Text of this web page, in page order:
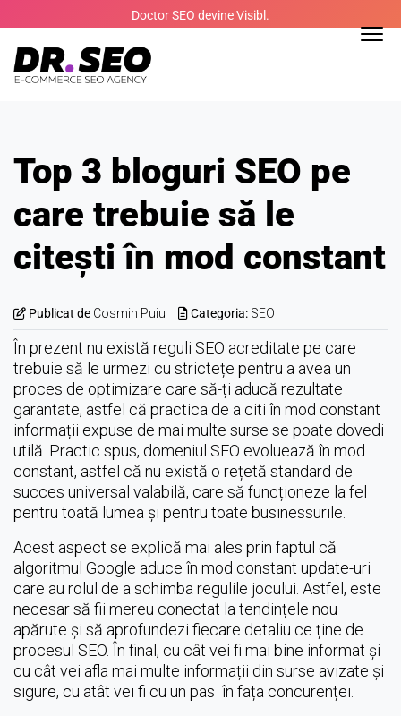
to
content
Doctor SEO devine Visibl.
Top 3 bloguri SEO pe
care trebuie să le
citești în mod constant
Publicat de Cosmin Puiu Categoria: SEO
În prezent nu există reguli SEO acreditate pe care
trebuie să le urmezi cu strictețe pentru a avea un
proces de optimizare care să-ți aducă rezultate
garantate, astfel că practica de a citi în mod constant
informații expuse de mai multe surse se poate dovedi
utilă. Practic spus, domeniul SEO evoluează în mod
constant, astfel că nu există o rețetă standard de
succes universal valabilă, care să funcționeze la fel
pentru toată lumea și pentru toate businessurile.
Acest aspect se explică mai ales prin faptul că
algoritmul Google aduce în mod constant update-uri
care au rolul de a schimba regulile jocului. Astfel, este
necesar să fii mereu conectat la tendințele nou
apărute și să aprofundezi fiecare detaliu ce ține de
procesul SEO. În final, cu cât vei fi mai bine informat și
cu cât vei afla mai multe informații din surse avizate și
sigure, cu atât vei fi cu un pas în fața concurenței.